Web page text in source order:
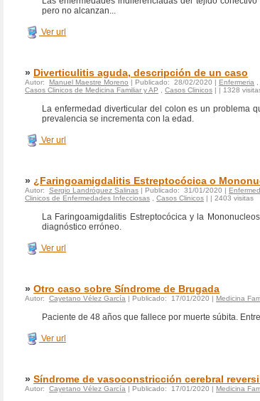
pero no alcanzan...
Ver url
» Diverticulitis aguda, descripción de un caso
Autor: Manuel Maestre Moreno | Publicado: 28/02/2020 | Enfermeria
Casos Clinicos de Medicina Familiar y AP
Casos Clinicos | | 1328
La enfermedad diverticular del colon es un problema
prevalencia se incrementa con la edad.
Ver url
» ¿Faringoamigdalitis Estreptocócica o
Autor: Sergio Landróguez Salinas | Publicado: 31/01/2020 |
Clinicos de Enfermedades Infecciosas
Casos Clinicos | | 2403 visitas
La Faringoamigdalitis Estreptocócica y la
diagnóstico erróneo.
Ver url
» Otro caso sobre Síndrome de Brugada
Autor: Cayetano Vélez García | Publicado: 17/01/2020 | Medicina
Paciente de 48 años que fallece por muerte súbita.
Ver url
» Síndrome de vasoconstricción cerebral
Autor: Cayetano Vélez García | Publicado: 17/01/2020 | Medicina